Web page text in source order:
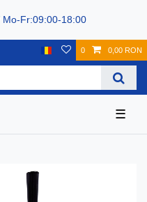
Fr:09:00-18:00
0 0,00 RON
☰